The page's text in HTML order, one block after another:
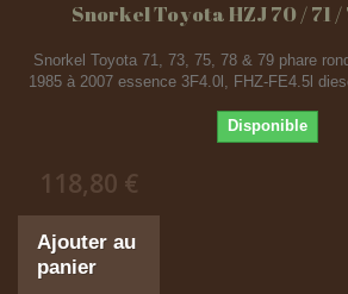
Snorkel Toyota HZJ 70 / 71 /
Snorkel Toyota 71, 73, 75, 78 & 79 phare
1985 à 2007 essence 3F4.0l, FHZ-FE4.5l
Disponible
118,80 €
Ajouter au
panier